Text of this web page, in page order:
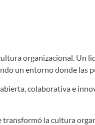
organizacional. Un
un entorno donde las
colaborativa e
transformó la cultura